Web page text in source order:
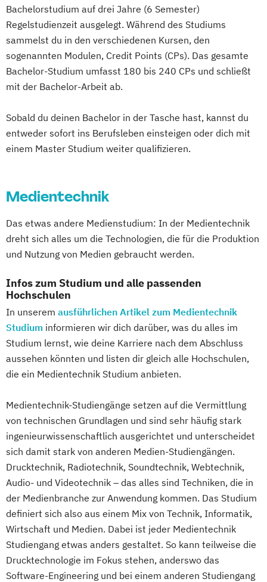
Bachelorstudium auf drei Jahre (6 Semester)
Regelstudienzeit ausgelegt. Während des Studiums
sammelst du in den verschiedenen Kursen, den
sogenannten Modulen, Credit Points (CPs). Das gesamte
Bachelor-Studium umfasst 180 bis 240 CPs und schließt
mit der Bachelor-Arbeit ab.
Sobald du deinen Bachelor in der Tasche hast, kannst du
entweder sofort ins Berufsleben einsteigen oder dich mit
einem Master Studium weiter qualifizieren.
Medientechnik
Das etwas andere Medienstudium: In der Medientechnik
dreht sich alles um die Technologien, die für die Produktion
und Nutzung von Medien gebraucht werden.
Infos zum Studium und alle passenden
Hochschulen
In unserem ausführlichen Artikel zum Medientechnik
Studium informieren wir dich darüber, was du alles im
Studium lernst, wie deine Karriere nach dem Abschluss
aussehen könnten und listen dir gleich alle Hochschulen,
die ein Medientechnik Studium anbieten.
Medientechnik-Studiengänge setzen auf die Vermittlung
von technischen Grundlagen und sind sehr häufig stark
ingenieurwissenschaftlich ausgerichtet und unterscheidet
sich damit stark von anderen Medien-Studiengängen.
Drucktechnik, Radiotechnik, Soundtechnik, Webtechnik,
Audio- und Videotechnik – das alles sind Techniken, die in
der Medienbranche zur Anwendung kommen. Das Studium
definiert sich also aus einem Mix von Technik, Informatik,
Wirtschaft und Medien. Dabei ist jeder Medientechnik
Studiengang etwas anders gestaltet. So kann teilweise die
Drucktechnologie im Fokus stehen, anderswo das
Software-Engineering und bei einem anderen Studiengang